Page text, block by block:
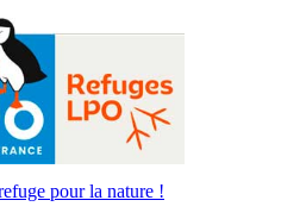
pour la nature !